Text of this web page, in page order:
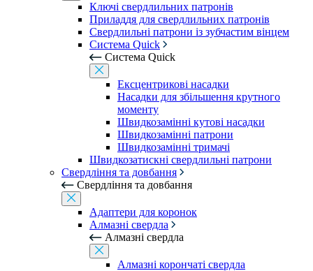
Ключі свердлильних патронів
Приладдя для свердлильних патронів
Свердлильні патрони із зубчастим вінцем
Система Quick
Система Quick
Ексцентрикові насадки
Насадки для збільшення крутного
моменту
Швидкозамінні кутові насадки
Швидкозамінні патрони
Швидкозамінні тримачі
Швидкозатискні свердлильні патрони
Свердління та довбання
Свердління та довбання
Адаптери для коронок
Алмазні свердла
Алмазні свердла
Алмазні корончаті свердла